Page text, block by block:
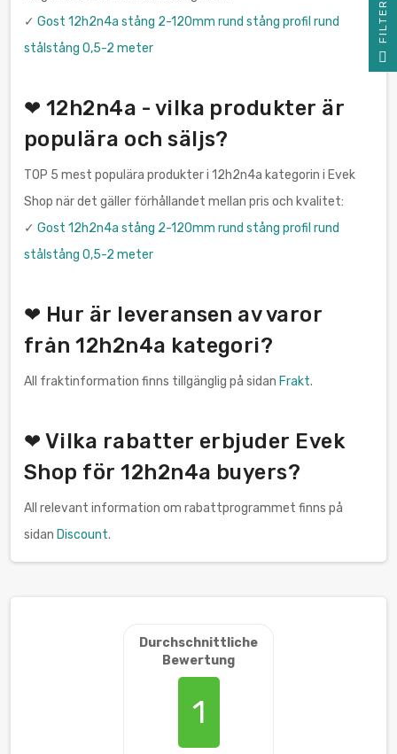
✓ Gost 12h2n4a stång 2-120mm rund stång profil rund
stålstång 0,5-2 meter
❤ 12h2n4a - vilka produkter är
populära och säljs?
TOP 5 mest populära produkter i 12h2n4a kategorin i Evek
Shop när det gäller förhållandet mellan pris och kvalitet:
✓ Gost 12h2n4a stång 2-120mm rund stång profil rund
stålstång 0,5-2 meter
❤ Hur är leveransen av varor
från 12h2n4a kategori?
All fraktinformation finns tillgänglig på sidan Frakt.
❤ Vilka rabatter erbjuder Evek
Shop för 12h2n4a buyers?
All relevant information om rabattprogrammet finns på
sidan Discount.
Durchschnittliche
Bewertung
1
R